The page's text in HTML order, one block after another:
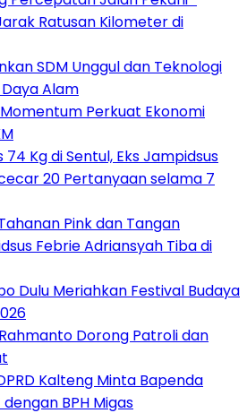
Ratusan Kilometer di
SDM Unggul dan Teknologi
Alam
Perkuat Ekonomi
Kg di Sentul, Eks Jampidsus
20 Pertanyaan selama 7
Pink dan Tangan
Febrie Adriansyah Tiba di
Dulu Meriahkan Festival Budaya
Dorong Patroli dan
Kalteng Minta Bapenda
dengan BPH Migas